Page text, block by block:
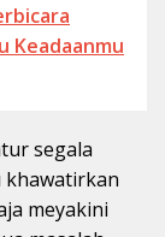
Keadaanmu
segala
khawatirkan
meyakini